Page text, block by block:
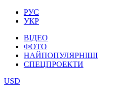
РУС
УКР
ВІДЕО
ФОТО
НАЙПОПУЛЯРНІШІ
СПЕЦПРОЕКТИ
USD